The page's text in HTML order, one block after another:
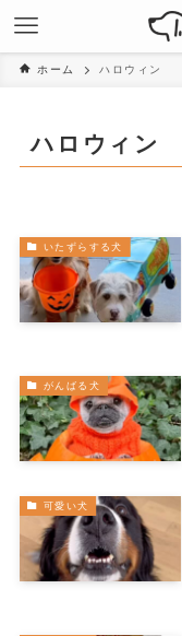
ホーム ハロウィン
ハロウィン
いたずらする犬
がんばる犬
可愛い犬